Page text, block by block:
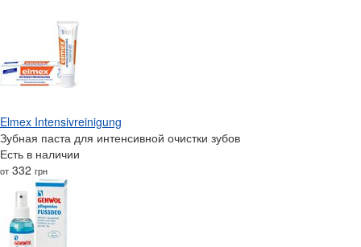
Elmex Intensivreinigung
Зубная паста для интенсивной очистки зубов
Есть в наличии
от 332 грн